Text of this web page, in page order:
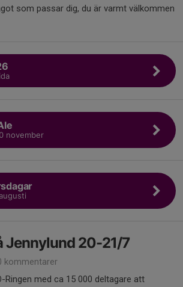
som passar dig, du är varmt välkommen
november
Jennylund 20-21/7
kommentarer
Ringen med ca 15 000 deltagare att